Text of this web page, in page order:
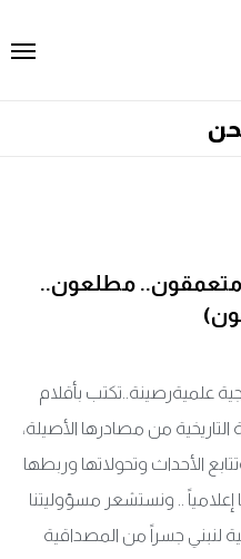
متعمقون.. مطلعون..
علميةرصينة..تكتب بأقلام
من مصادرها الأصيلة،
الأحداث وتحولاتها وربطها
.. ونستشعر مسؤوليتنا
لنبني جسراً من المصداقية